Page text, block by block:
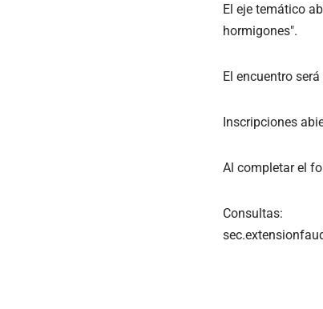
El eje temático
hormigones".
El encuentro
Inscripciones
Al completar el
Consultas: